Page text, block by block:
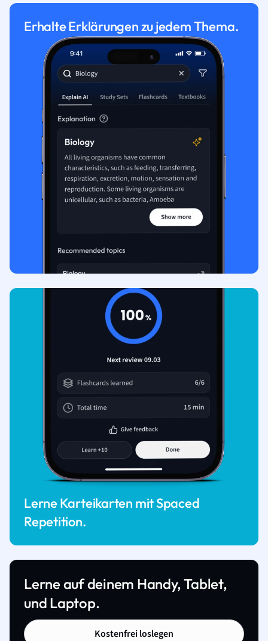
Erhalte Erklärungen zu jedem Thema.
Lerne Karteikarten mit Spaced
Repetition.
Lerne auf deinem Handy, Tablet,
und Laptop.
Kostenfrei loslegen